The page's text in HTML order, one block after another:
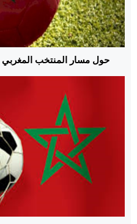
حول مسار المنتخب المغربي